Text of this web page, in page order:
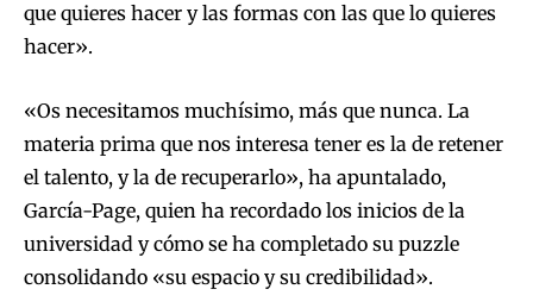
que quieres hacer y las formas con las que lo quieres
hacer».
«Os necesitamos muchísimo, más que nunca. La
materia prima que nos interesa tener es la de retener
el talento, y la de recuperarlo», ha apuntalado,
García-Page, quien ha recordado los inicios de la
universidad y cómo se ha completado su puzzle
consolidando «su espacio y su credibilidad».